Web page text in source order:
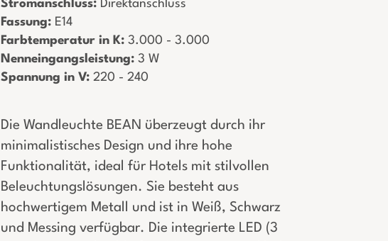
Stromanschluss: ­ Direktanschluss
Fassung: ­ E14
Farbtemperatur in K: ­ 3.000 - 3.000
Nenneingangsleistung: ­ 3 W
Spannung in V: ­ 220 - 240
Die Wandleuchte BEAN überzeugt durch ihr
minimalistisches Design und ihre hohe
Funktionalität, ideal für Hotels mit stilvollen
Beleuchtungslösungen. Sie besteht aus
hochwertigem Metall und ist in Weiß, Schwarz
und Messing verfügbar. Die integrierte LED (3